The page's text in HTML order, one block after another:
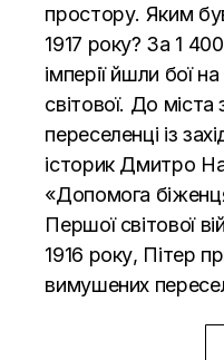
простору. Яким
1917 року? За 1
імперії йшли бої
світової. До міста
переселенці із
історик Дмитро
«Допомога
Першої світової
1916 року, Пітер
вимушених